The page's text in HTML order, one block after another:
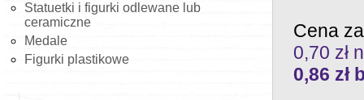
Statuetki i figurki odlewane lub
ceramiczne
Medale
Figurki plastikowe
Cena
0,70 zł
0,86 zł